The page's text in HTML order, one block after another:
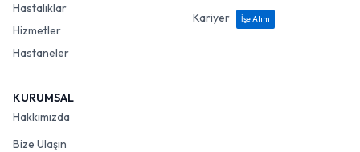
Hastalıklar
Hizmetler
Hastaneler
Kariyer
İşe Alım
KURUMSAL
Hakkımızda
Bize Ulaşın